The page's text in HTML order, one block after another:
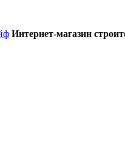
Интернет-магазин